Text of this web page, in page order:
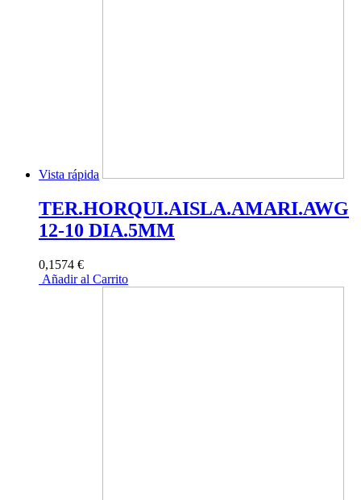
Vista rápida
TER.HORQUI.AISLA.AMARI.AWG
12-10 DIA.5MM
0,1574 €
Añadir al Carrito